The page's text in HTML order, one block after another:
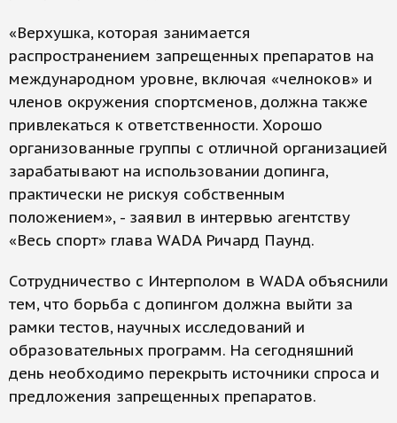
«Верхушка, которая занимается
распространением запрещенных препаратов на
международном уровне, включая «челноков» и
членов окружения спортсменов, должна также
привлекаться к ответственности. Хорошо
организованные группы с отличной организацией
зарабатывают на использовании допинга,
практически не рискуя собственным
положением», - заявил в интервью агентству
«Весь спорт» глава WADA Ричард Паунд.
Сотрудничество с Интерполом в WADA объяснили
тем, что борьба с допингом должна выйти за
рамки тестов, научных исследований и
образовательных программ. На сегодняшний
день необходимо перекрыть источники спроса и
предложения запрещенных препаратов.